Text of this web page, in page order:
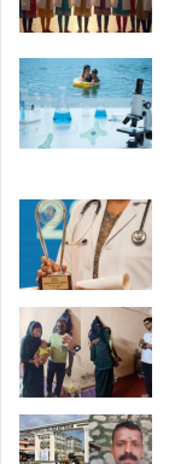
i
l
a
d
d
r